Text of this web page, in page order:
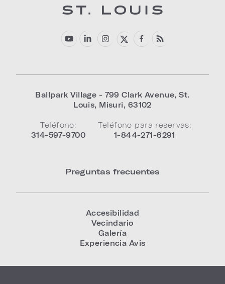
Ballpark Village - 799 Clark Avenue,St.
Louis, Misuri, 63102
Teléfono:
314-597-9700
Teléfono para reservas:
1-844-271-6291
Preguntas frecuentes
Accesibilidad
Vecindario
Galería
Experiencia Avis